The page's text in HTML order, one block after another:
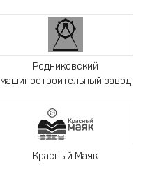
Родниковский
машиностроительный завод
Красный Маяк